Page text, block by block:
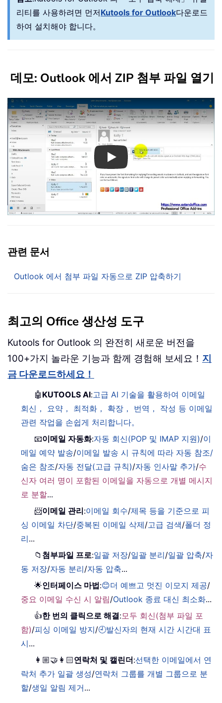
리티를 사용하려면 먼저Kutools for Outlook다운로드
하여 설치해야 합니다。
데모: Outlook 에서 ZIP 첨부 파일 열기
Play
관련 문서
Outlook 에서 첨부 파일 자동으로 ZIP 압축하기
최고의 Office 생산성 도구
Kutools for Outlook 의 완전히 새로운 버전을
100+가지 놀라운 기능과 함께 경험해 보세요！ 지
금 다운로드하세요！
🤖 KUTOOLS AI:고급 AI 기술을 활용하여 이메일
회신， 요약， 최적화， 확장， 번역， 작성 등 이메일
관련 작업을 손쉽게 처리합니다。
📧이메일 자동화:자동 회신(POP 및 IMAP 지원)/이
메일 예약 발송/이메일 발송 시 규칙에 따라 자동 참조/
숨은 참조/자동 전달(고급 규칙)/자동 인사말 추가/수
신자 여러 명이 포함된 이메일을 자동으로 개별 메시지
로 분할...
📨이메일 관리:이메일 회수/제목 등을 기준으로 피
싱 이메일 차단/중복된 이메일 삭제/고급 검색/폴더 정
리...
📁 첨부파일 프로:일괄 저장/일괄 분리/일괄 압축/자
동 저장/자동 분리/자동 압축...
🌟인터페이스 마법:😊더 예쁘고 멋진 이모지 제공/
중요 이메일 수신 시 알림/Outlook 종료 대신 최소화...
👍한 번의 클릭으로 해결:모두 회신(첨부 파일 포
함)/피싱 이메일 방지/🕘발신자의 현재 시간 시간대 표
시...
👩🏼‍🤝‍👩🏻연락처 및 캘린더:선택한 이메일에서 연
락처 추가 일괄 생성/연락처 그룹를 개별 그룹으로 분
할/생일 알림 제거...